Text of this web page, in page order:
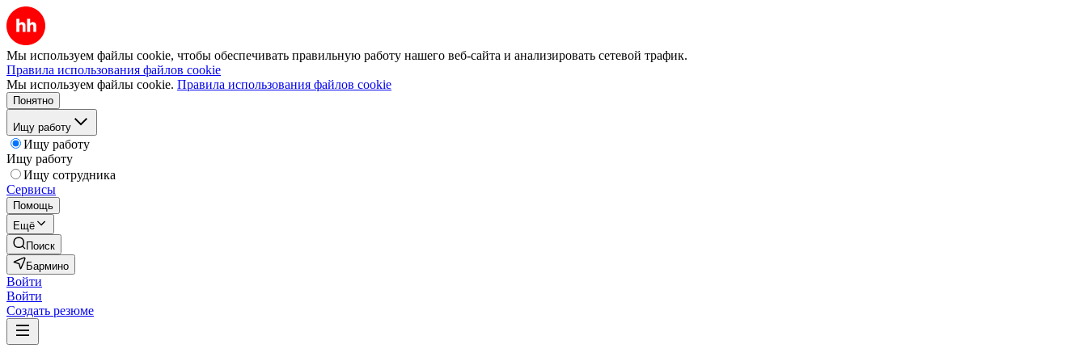
Мы используем файлы cookie, чтобы обеспечивать правильную работу нашего веб-сайта и анализировать сетевой трафик.
Правила использования файлов cookie
Мы используем файлы cookie. Правила использования файлов cookie
Понятно
Ищу работу
Ищу работу
Ищу работу
Ищу сотрудника
Сервисы
Помощь
Ещё
Поиск
Бармино
Войти
Войти
Создать резюме